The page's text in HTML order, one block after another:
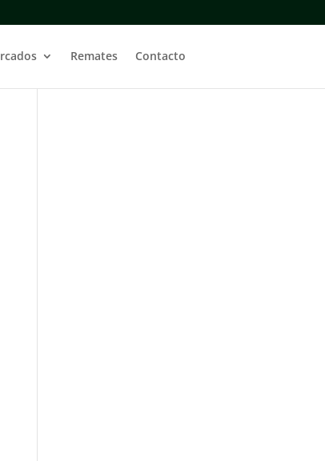
Remates Contacto